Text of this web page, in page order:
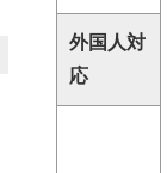
外国人対
応